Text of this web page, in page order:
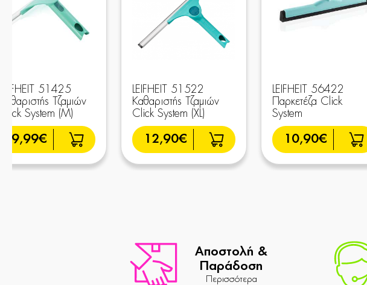
LEIFHEIT 51425
Καθαριστής Τζαμιών
Click System (Μ)
9,99€
LEIFHEIT 51522
Καθαριστής Τζαμιών
Click System (XL)
12,90€
LEIFHEIT 56422
Παρκετέζα Click
System
10,90€
Αποστολή &
Παράδοση
Περισσότερα